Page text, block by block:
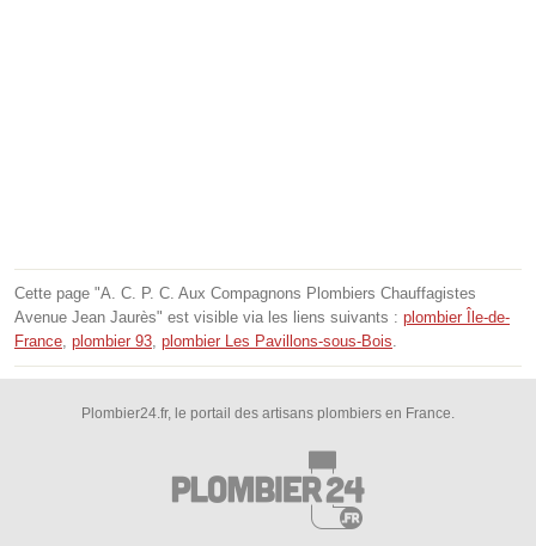
Cette page "A. C. P. C. Aux Compagnons Plombiers Chauffagistes
Avenue Jean Jaurès" est visible via les liens suivants : plombier Île-de-
France plombier 93 plombier Les Pavillons-sous-Bois
Plombier24.fr, le portail des artisans plombiers en France.